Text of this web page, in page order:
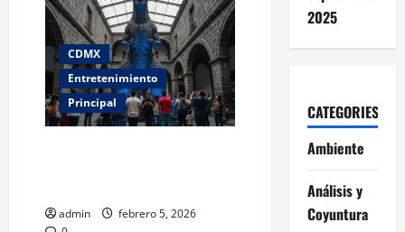
este
fin
de
semana
en
CDMX:
5
planes
imperdibles
del
CDMX
Entretenimiento
Principal
admin
febrero 5, 2026
2025
CATEGORIES
Ambiente
Análisis y
Coyuntura